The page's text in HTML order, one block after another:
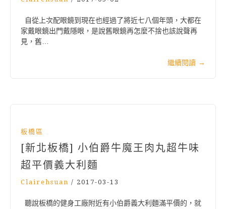
自從上次配眼鏡到現在也經過了將近七八個年頭，大都在
家戴眼鏡出門戴隱眼，是說舊眼鏡再怎麼不捨也該說聲再
見，舊…
繼續閱讀 →
板橋區
[新北板橋] 小伯爵牛魔王肉丸超牛味
超平價義大利麵
Clairehsuan / 2017-03-13
聽說板橋的健身工廠附近有小伯爵義大利麵滿平價的，就